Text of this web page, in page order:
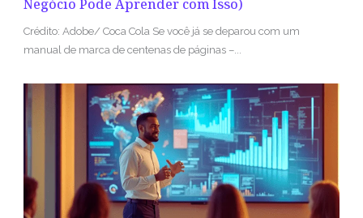
Negócio Pode Aprender com Isso)
Crédito: Adobe/ Coca Cola Se você já se deparou com um
manual de marca de centenas de páginas –...